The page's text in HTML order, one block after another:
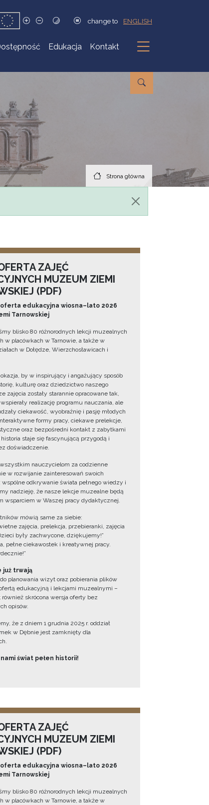
change to ENGLISH
Edukacja Kontakt
Podmenu
Strona główna
ZAJĘĆ
MUZEUM ZIEMI
(PDF)
oferta edukacyjna wiosna–lato 2026
Tarnowskiej
blisko 80 różnorodnych lekcji muzealnych
w placówkach w Tarnowie, a także w
w Dołędze, Wierzchosławicach i
okazja, by w inspirujący i angażujący sposób
kulturę oraz dziedzictwo naszego
zajęcia zostały starannie opracowane tak,
realizację programu nauczania, ale
ciekawość, wyobraźnię i pasję młodych
formy pracy, ciekawe prelekcje,
oraz bezpośredni kontakt z zabytkami
historia staje się fascynującą przygodą i
doświadczenie.
nauczycielom za codzienne
w rozwijanie zainteresowań swoich
wspólne odkrywanie świata pełnego wiedzy i
nadzieję, że nasze lekcje muzealne będą
wsparciem w Waszej pracy dydaktycznej.
mówią same za siebie:
zajęcia, prelekcja, przebieranki, zajęcia
były zachwycone, dziękujemy!”
pełne ciekawostek i kreatywnej pracy.
już trwają
planowania wizyt oraz pobierania plików
ofertą edukacyjną i lekcjami muzealnymi –
również skrócona wersja oferty bez
opisów.
że z dniem 1 grudnia 2025 r. oddział
w Dębnie jest zamknięty dla
świat pełen historii!
ZAJĘĆ
MUZEUM ZIEMI
(PDF)
oferta edukacyjna wiosna–lato 2026
Tarnowskiej
blisko 80 różnorodnych lekcji muzealnych
w placówkach w Tarnowie, a także w